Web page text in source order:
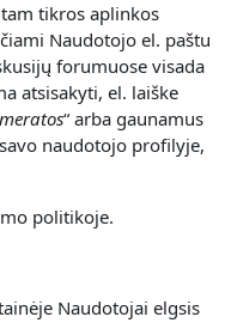
tikros aplinkos
Naudotojo el. paštu
forumuose visada
atsisakyti, el. laiške
s“ arba gaunamus
naudotojo profilyje,
politikoje.
Naudotojai elgsis